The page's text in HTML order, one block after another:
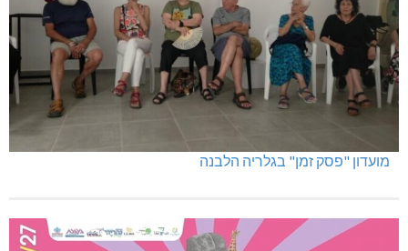
מועדון "פסק זמן" בגלריה הלבנה